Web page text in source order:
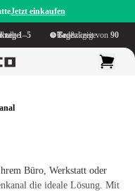
Jetzt einkaufen
innerhalb Großzügige Bedenkzeit von
90 Tage
Büro, Werkstatt oder
die ideale Lösung. Mit